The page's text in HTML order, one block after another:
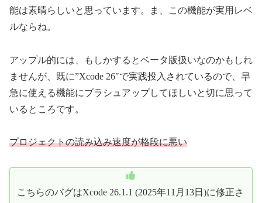
能は素晴らしいと思っています。ま、この機能が実用レベ
ルならね。
アップル的には、もしかするとベータ版扱いなのかもしれ
ませんが、既に”Xcode 26″で実践投入されているので、早
急に使える機能にブラシュアップしてほしいと切に思って
いるところです。
プロジェクトの読み込み速度が格段に悪い
こちらのバグはXcode 26.1.1 (2025年11月13日)に修正さ